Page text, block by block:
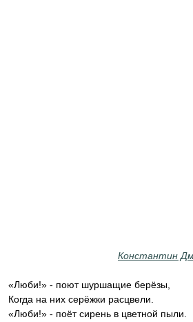
Константин
«Люби!» - поют шуршащие берёзы,
Когда на них серёжки расцвели.
«Люби!» - поёт сирень в цветной пыли.